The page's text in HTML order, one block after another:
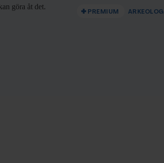
göra åt det.
PREMIUM ARKEOLOGI